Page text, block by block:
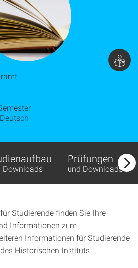
Downloads
Prüfungen
und Downloads
Studierende finden Sie Ihre
Informationen zum
Informationen für Studierende
Historischen Instituts